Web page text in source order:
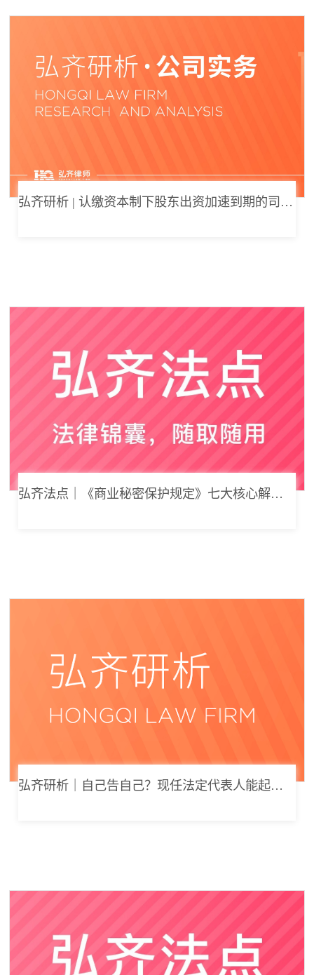
弘齐研析 | 认缴资本制下股东出资加速到期的司法边界与例外体系
弘齐法点｜《商业秘密保护规定》七大核心解读，浅谈企业商业秘密合规管理新思路
弘齐研析｜自己告自己？现任法定代表人能起诉公司索要劳动报酬吗？